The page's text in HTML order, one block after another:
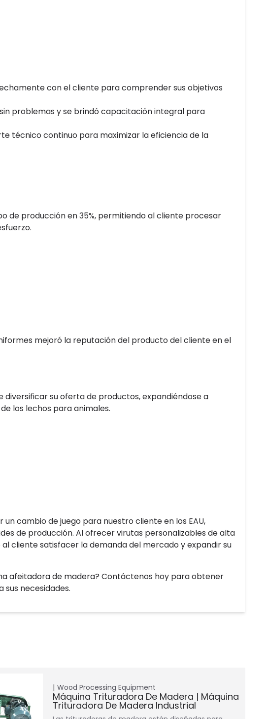
con el cliente para comprender sus objetivos
problemas y se brindó capacitación integral para
técnico continuo para maximizar la eficiencia de la
de producción en 35%, permitiendo al cliente procesar
mejoró la reputación del producto del cliente en el
su oferta de productos, expandiéndose a
los lechos para animales.
un cambio de juego para nuestro cliente en los EAU,
de producción. Al ofrecer virutas personalizables de alta
cliente satisfacer la demanda del mercado y expandir su
afeitadora de madera? Contáctenos hoy para obtener
necesidades.
Wood Processing Equipment
Máquina Trituradora De Madera | Máquina
Trituradora De Madera Industrial